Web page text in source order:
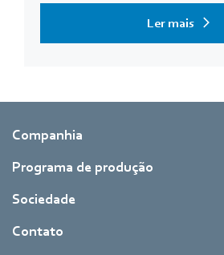
Ler mais
Companhia
Programa de produção
Sociedade
Contato